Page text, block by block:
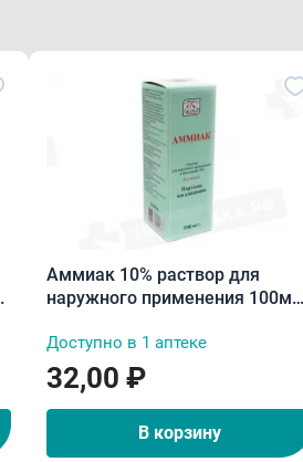
Аммиак 10% раствор для
наружного применения 100мл
Доступно в 1 аптеке
32,00 ₽
В корзину